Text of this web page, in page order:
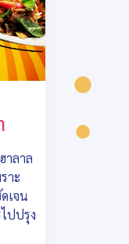
าลาล
าะ
เจน
ปปรุง